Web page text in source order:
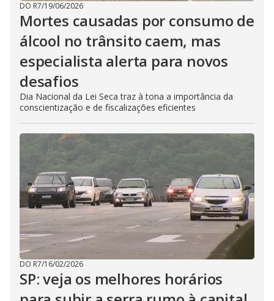
DO R7/19/06/2026
Mortes causadas por consumo de
álcool no trânsito caem, mas
especialista alerta para novos
desafios
Dia Nacional da Lei Seca traz à tona a importância da
conscientização e de fiscalizações eficientes
DO R7/16/02/2026
SP: veja os melhores horários